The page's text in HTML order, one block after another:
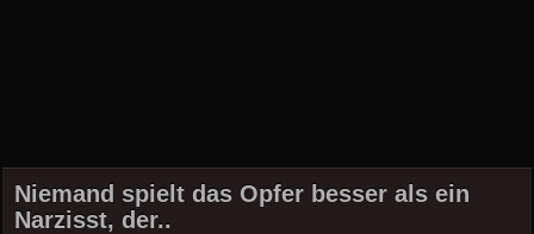
Niemand spielt das Opfer besser als ein
Narzisst, der..